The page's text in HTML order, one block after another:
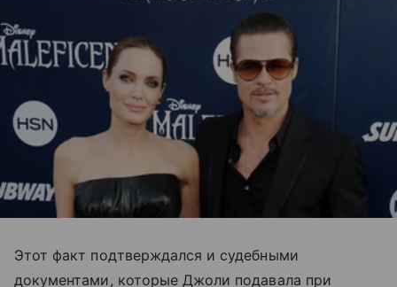
Этот факт подтверждался и судебными
документами, которые Джоли подавала при